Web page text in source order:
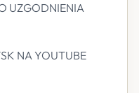
UZGODNIENIA
NA YOUTUBE